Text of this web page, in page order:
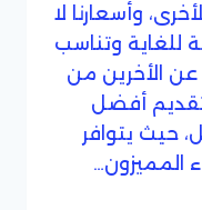
وأسعارنا لا
للغاية وتناسب
عن الأخرين من
أفضل
حيث يتوافر
المميزون…